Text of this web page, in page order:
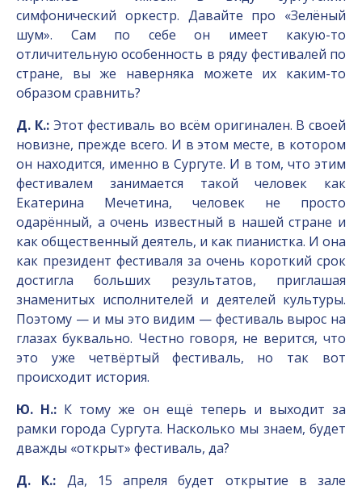
симфонический оркестр. Давайте про «Зелёный
шум». Сам по себе он имеет какую-то
отличительную особенность в ряду фестивалей по
стране, вы же наверняка можете их каким-то
образом сравнить?
Д. К.:Этот фестиваль во всём оригинален. В своей
новизне, прежде всего. И в этом месте, в котором
он находится, именно в Сургуте. И в том, что этим
фестивалем занимается такой человек как
Екатерина Мечетина, человек не просто
одарённый, а очень известный в нашей стране и
как общественный деятель, и как пианистка. И она
как президент фестиваля за очень короткий срок
достигла больших результатов, приглашая
знаменитых исполнителей и деятелей культуры.
Поэтому — и мы это видим — фестиваль вырос на
глазах буквально. Честно говоря, не верится, что
это уже четвёртый фестиваль, но так вот
происходит история.
Ю. Н.: К тому же он ещё теперь и выходит за
рамки города Сургута. Насколько мы знаем, будет
дважды «открыт» фестиваль, да?
Д. К.: Да, 15 апреля будет открытие в зале